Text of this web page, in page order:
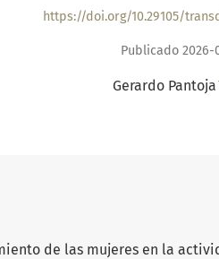
https://doi.org/10.29105/
Publicado 2026-
Gerardo Pantoja
de las mujeres en la